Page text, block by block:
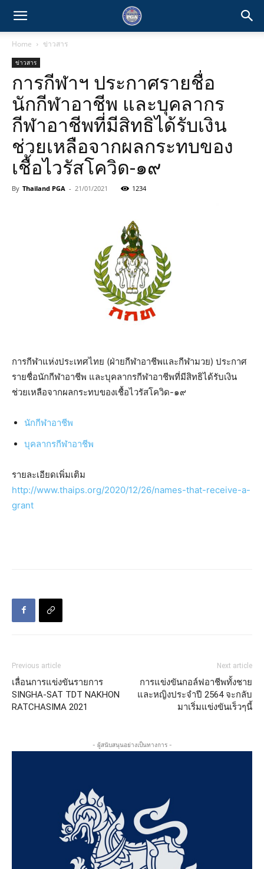
Home ข่าวสาร
ข่าวสาร
การกีฬาฯ ประกาศรายชื่อ
นักกีฬาอาชีพ และบุคลากร
กีฬาอาชีพที่มีสิทธิได้รับเงิน
ช่วยเหลือจากผลกระทบของ
เชื้อไวรัสโควิด-๑๙
By Thailand PGA - 21/01/2021 1234
การกีฬาแห่งประเทศไทย (ฝ่ายกีฬาอาชีพและกีฬามวย) ประกาศ
รายชื่อนักกีฬาอาชีพ และบุคลากรกีฬาอาชีพที่มีสิทธิได้รับเงิน
ช่วยเหลือจากผลกระทบของเชื้อไวรัสโควิด-๑๙
นักกีฬาอาชีพ
บุคลากรกีฬาอาชีพ
รายละเอียดเพิ่มเติม
http://www.thaips.org/2020/12/26/names-that-receive-a-
grant
Previous article
เลื่อนการแข่งขันรายการ
SINGHA-SAT TDT NAKHON
RATCHASIMA 2021
Next article
การแข่งขันกอล์ฟอาชีพทั้งชาย
และหญิงประจำปี 2564 จะกลับ
มาเริ่มแข่งขันเร็วๆนี้
- ผู้สนับสนุนอย่างเป็นทางการ -